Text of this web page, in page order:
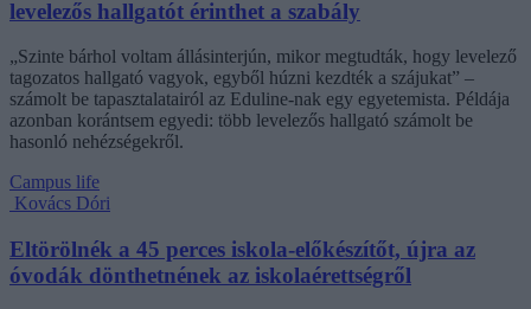
levelezős hallgatót érinthet a szabály
„Szinte bárhol voltam állásinterjún, mikor megtudták, hogy levelező
tagozatos hallgató vagyok, egyből húzni kezdték a szájukat” –
számolt be tapasztalatairól az Eduline-nak egy egyetemista. Példája
azonban korántsem egyedi: több levelezős hallgató számolt be
hasonló nehézségekről.
Campus life
Kovács Dóri
Eltörölnék a 45 perces iskola-előkészítőt, újra az
óvodák dönthetnének az iskolaérettségről